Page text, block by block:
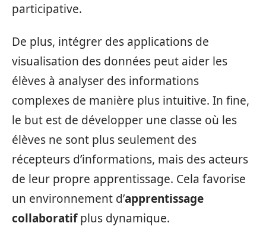
participative.
De plus, intégrer des applications de
visualisation des données peut aider les
élèves à analyser des informations
complexes de manière plus intuitive. In fine,
le but est de développer une classe où les
élèves ne sont plus seulement des
récepteurs d’informations, mais des acteurs
de leur propre apprentissage. Cela favorise
un environnement d’apprentissage
collaboratifplus dynamique.